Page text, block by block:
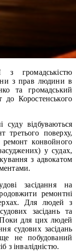
з громадськістю
з прав людини в
та громадський
до Коростенського
відбуваються
третього поверху,
ремонт конвойного
у судах,
з адвокатом
засідання на
ремонтні
Для людей з
засідань та
Поки для цих людей
судових засідань
не побудований
з інвалідністю.